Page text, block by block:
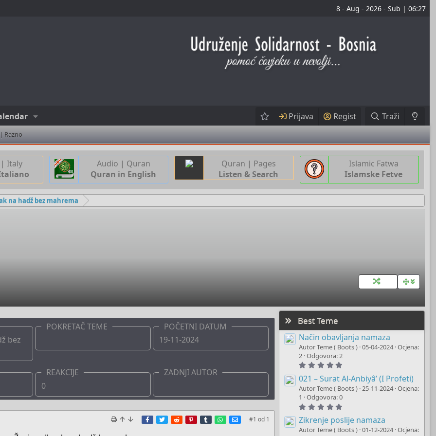
8 - Aug - 2026 - Sub | 06:27
Prijava Regist Traži
Razno
Italy
Audio | Quran
Quran in English
Quran | Pages
Listen & Search
Islamic Fatwa
Islamske Fetve
na hadž bez mahrema
bez
POKRETAČ TEME
POČETNI DATUM
19-11-2024
REAKCIJE
0
ZADNJI AUTOR
Facebook
TwitterRedditPinterest
TumblrWhatsApp
E-mail
#1 od 1
Best Teme
Način obavljanja namaza
Autor Teme ( Boots ) 05-04-2024 Ocjena:
2 Odgovora: 2
0
0
s
(
s
)
021 – Surat Al-Anbiyâ’ (I Profeti)
Autor Teme ( Boots ) 25-11-2024 Ocjena:
1
Odgovora: 0
0
0
s
Zikrenje poslije namaza
Autor Teme ( Boots ) 01-12-2024 Ocjena: